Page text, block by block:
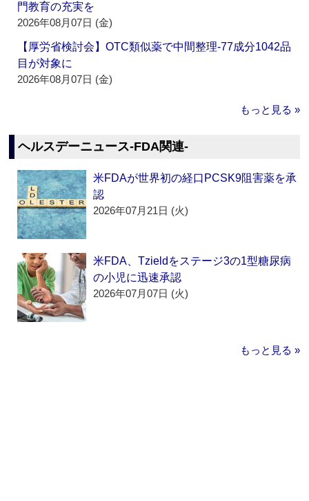
門教育の充実を
2026年08月07日 (金)
【厚労省検討会】OTC類似薬で中間整理‐77成分1042品
目が対象に
2026年08月07日 (金)
もっと見る »
ヘルスデーニュース‐FDA関連‐
米FDAが世界初の経口PCSK9阻害薬を承
認
2026年07月21日 (火)
米FDA、Tzieldをステージ3の1型糖尿病
の小児に迅速承認
2026年07月07日 (火)
もっと見る »